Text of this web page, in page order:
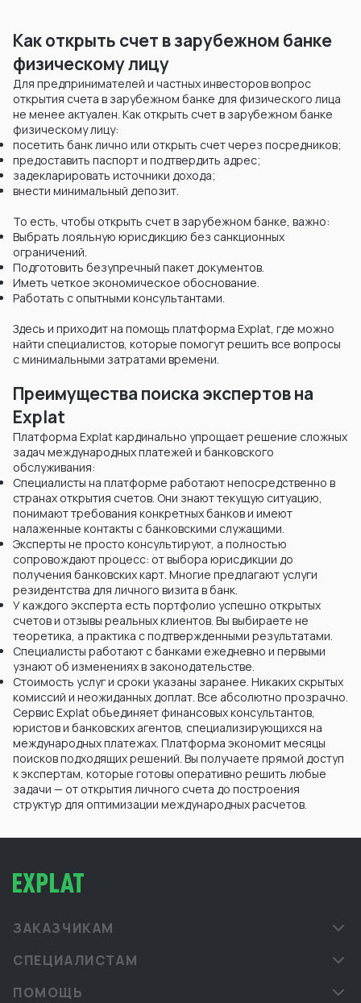
Как открыть счет в зарубежном банке
физическому лицу
Для предпринимателей и частных инвесторов вопрос
открытия счета в зарубежном банке для физического лица
не менее актуален. Как открыть счет в зарубежном банке
физическому лицу:
посетить банк лично или открыть счет через посредников;
предоставить паспорт и подтвердить адрес;
задекларировать источники дохода;
внести минимальный депозит.
То есть, чтобы открыть счет в зарубежном банке, важно:
Выбрать лояльную юрисдикцию без санкционных
ограничений.
Подготовить безупречный пакет документов.
Иметь четкое экономическое обоснование.
Работать с опытными консультантами.
Здесь и приходит на помощь платформа Explat, где можно
найти специалистов, которые помогут решить все вопросы
с минимальными затратами времени.
Преимущества поиска экспертов на
Explat
Платформа Explat кардинально упрощает решение сложных
задач международных платежей и банковского
обслуживания:
Специалисты на платформе работают непосредственно в
странах открытия счетов. Они знают текущую ситуацию,
понимают требования конкретных банков и имеют
налаженные контакты с банковскими служащими.
Эксперты не просто консультируют, а полностью
сопровождают процесс: от выбора юрисдикции до
получения банковских карт. Многие предлагают услуги
резидентства для личного визита в банк.
У каждого эксперта есть портфолио успешно открытых
счетов и отзывы реальных клиентов. Вы выбираете не
теоретика, а практика с подтвержденными результатами.
Специалисты работают с банками ежедневно и первыми
узнают об изменениях в законодательстве.
Стоимость услуг и сроки указаны заранее. Никаких скрытых
комиссий и неожиданных доплат. Все абсолютно прозрачно.
Сервис Explat объединяет финансовых консультантов,
юристов и банковских агентов, специализирующихся на
международных платежах. Платформа экономит месяцы
поисков подходящих решений. Вы получаете прямой доступ
к экспертам, которые готовы оперативно решить любые
задачи — от открытия личного счета до построения
структур для оптимизации международных расчетов.
ЗАКАЗЧИКАМ
СПЕЦИАЛИСТАМ
ПОМОЩЬ